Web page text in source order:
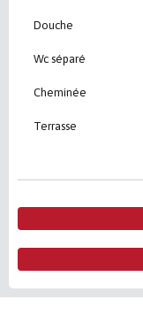
Douche
Wc séparé
Cheminée
Terrasse